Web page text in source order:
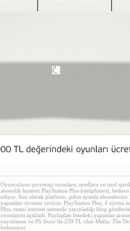
Oyuncuların çevrimiçi oyunlara, modlara ve özel
abonelik hizmeti PlayStation Plus kütüphanesi,
ediyor. Son olarak platform, şubat ayında
yapımları ücretsiz veriyor. PlayStation Plus, 4 oyunu
Plus, resmi internet sitesinde yayınladığı blog
oyunlarını açıkladı. Paylaşılan listedeki yapımlar
yayınlanan ve PS Store’da 259 TL olan Mafia: The
bulunuyor.